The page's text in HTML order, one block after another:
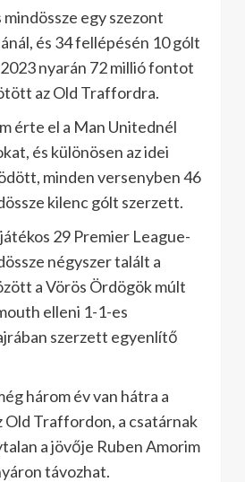
egy szezont
és 34 fellépésén 10 gólt
nyarán 72 millió fontot
az Old Traffordra.
érte el a Man Unitednél
és különösen az idei
minden versenyben 46
kilenc gólt szerzett.
29 Premier League-
négyszer talált a
a Vörös Ördögök múlt
elleni 1-1-es
szerzett egyenlítő
három év van hátra a
Old Traffordon, a csatárnak
a jövője Ruben Amorim
távozhat.